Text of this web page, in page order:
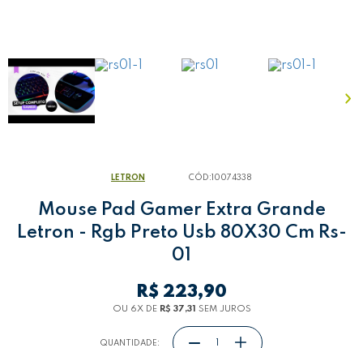
LETRON CÓD: 10074338
Mouse Pad Gamer Extra Grande
Letron - Rgb Preto Usb 80X30 Cm Rs-
01
R$ 223,90
OU 6XDE R$ 37,31 SEM JUROS
QUANTIDADE: